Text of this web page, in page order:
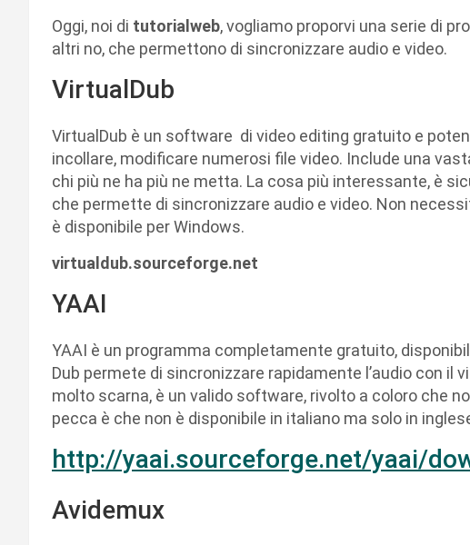
Oggi, noi di tutorialweb, vogliamo proporvi una serie di
altri no, che permettono di sincronizzare audio e video.
VirtualDub
VirtualDub è un software di video editing gratuito e
incollare, modificare numerosi file video. Include una
chi più ne ha più ne metta. La cosa più interessante, è
che permette di sincronizzare audio e video. Non
è disponibile per Windows.
virtualdub.sourceforge.net
YAAI
YAAI è un programma completamente gratuito,
Dub permete di sincronizzare rapidamente l’audio con il
molto scarna, è un valido software, rivolto a coloro che
pecca è che non è disponibile in italiano ma solo in
http://yaai.sourceforge.net/yaai/
Avidemux